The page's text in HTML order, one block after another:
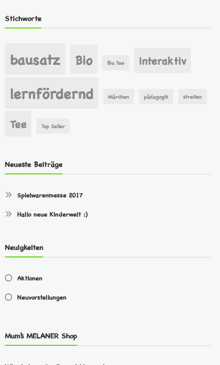
Stichworte
bausatz Bio Bio. Tee interaktiv
lernfördernd Märchen pädagogik streiten
Tee Top Seller
Neueste Beiträge
Spielwarenmesse 2017
Hallo neue Kinderwelt :)
Neuigkeiten
Aktionen
Neuvorstellungen
Mum’s MELANER Shop